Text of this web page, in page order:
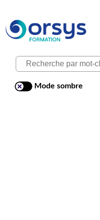
Mode sombre